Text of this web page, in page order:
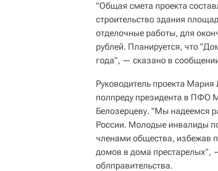
"Общая смета проекта
строительство здания
отделочные работы, для
рублей. Планируется, что
года", — сказано в
Руководитель проекта
полпреду президента в ПФО
Белозерцеву. "Мы надеемся
России. Молодые инвалиды
членами общества, избежав
домов в дома престарелых",
облправительства.